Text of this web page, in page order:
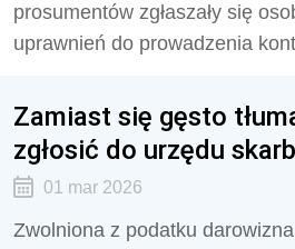
prosumentów zgłaszały się
uprawnień do prowadzenia
Zamiast się gęsto
zgłosić do urzędu
01 mar 2026
Zwolniona z podatku